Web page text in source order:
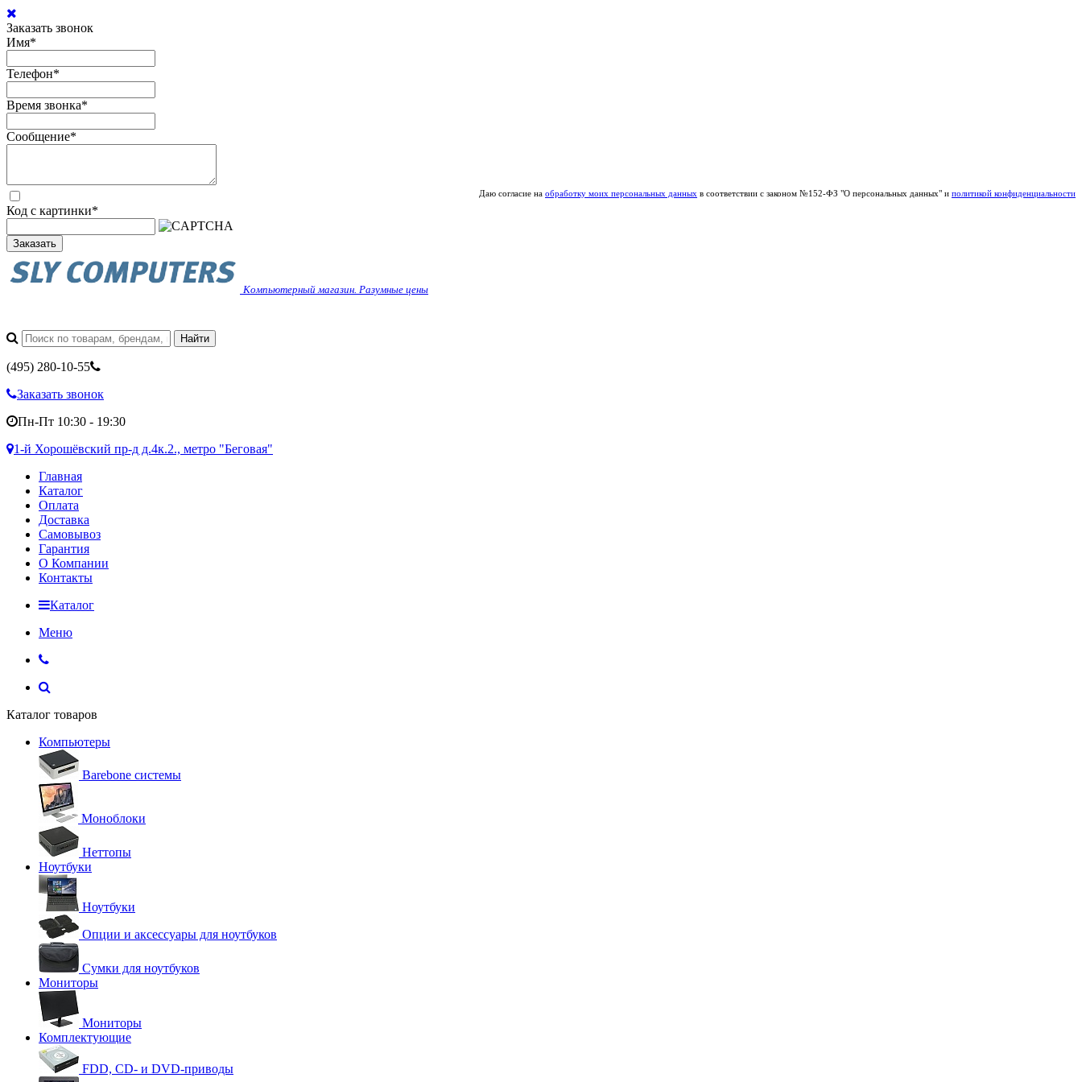
Заказать звонок
Имя*
Телефон*
Время звонка*
Сообщение*
Даю согласие на обработку моих персональных данных в соответствии с законом №152-ФЗ "О персональных данных" и политикой конфиденциальности
Код с картинки*
Заказать
Компьютерный магазин. Разумные цены
(495) 280-10-55
Заказать звонок
Пн-Пт 10:30 - 19:30
1-й Хорошёвский пр-д д.4к.2., метро "Беговая"
Главная
Каталог
Оплата
Доставка
Самовывоз
Гарантия
О Компании
Контакты
Каталог
Меню
Каталог товаров
Компьютеры
Barebone системы
Моноблоки
Неттопы
Ноутбуки
Ноутбуки
Опции и аксессуары для ноутбуков
Сумки для ноутбуков
Мониторы
Мониторы
Комплектующие
FDD, CD- и DVD-приводы